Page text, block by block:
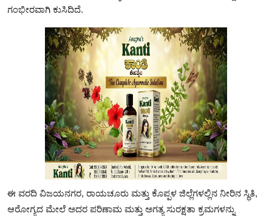
ಗಂಭೀರವಾಗಿ ಕುಸಿದಿದೆ.
ಈ ವರದಿ ವಿಜಯನಗರ, ರಾಯಚೂರು ಮತ್ತು ಕೊಪ್ಪಳ ಜಿಲ್ಲೆಗಳಲ್ಲಿನ ನೀರಿನ ಸ್ಥಿತಿ,
ಆರೋಗ್ಯದ ಮೇಲೆ ಅದರ ಪರಿಣಾಮ ಮತ್ತು ಅಗತ್ಯ ಸುರಕ್ಷತಾ ಕ್ರಮಗಳನ್ನು